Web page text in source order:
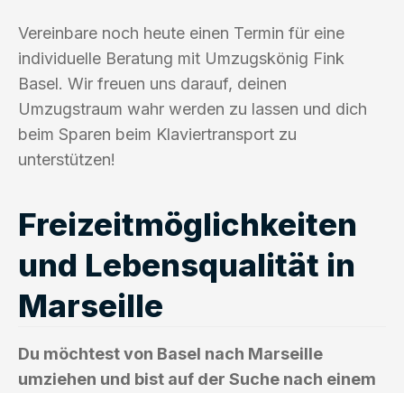
Vereinbare noch heute einen Termin für eine
individuelle Beratung mit Umzugskönig Fink
Basel. Wir freuen uns darauf, deinen
Umzugstraum wahr werden zu lassen und dich
beim Sparen beim Klaviertransport zu
unterstützen!
Freizeitmöglichkeiten
und Lebensqualität in
Marseille
Du möchtest von Basel nach Marseille
umziehen und bist auf der Suche nach einem